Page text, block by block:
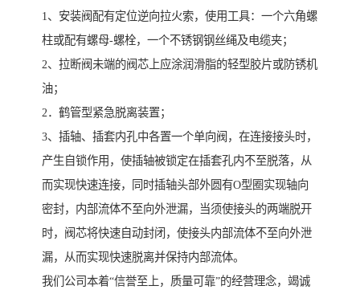
1、安装阀配有定位逆向拉火索，使用工具：一个六角螺
柱或配有螺母-螺栓，一个不锈钢钢丝绳及电缆夹；
2、拉断阀未端的阀芯上应涂润滑脂的轻型胶片或防锈机
油；
2．鹤管型紧急脱离装置；
3、插轴、插套内孔中各置一个单向阀，在连接接头时，
产生自锁作用，使插轴被锁定在插套孔内不至脱落，从
而实现快速连接，同时插轴头部外圆有O型圈实现轴向
密封，内部流体不至向外泄漏，当须使接头的两端脱开
时，阀芯将快速自动封闭，使接头内部流体不至向外泄
漏，从而实现快速脱离并保持内部流体。
我们公司本着“信誉至上，质量可靠”的经营理念，竭诚